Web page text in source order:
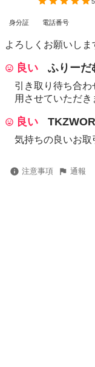
身分証 電話番号
よろしくお願いしま
良い ふりーだ
引き取り待ち合
用させていただき
良い
気持ちの良いお取
注意事項 通報